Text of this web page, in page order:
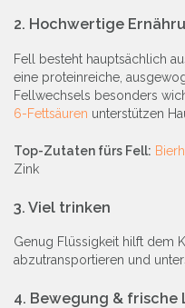
2. Hochwertige
Fell besteht hauptsächlich
eine proteinreiche,
Fellwechsels besonders
6-Fettsäuren unterstützen
Top-Zutaten fürs Fell:
Zink
3. Viel trinken
Genug Flüssigkeit hilft dem
abzutransportieren und
4. Bewegung & frische